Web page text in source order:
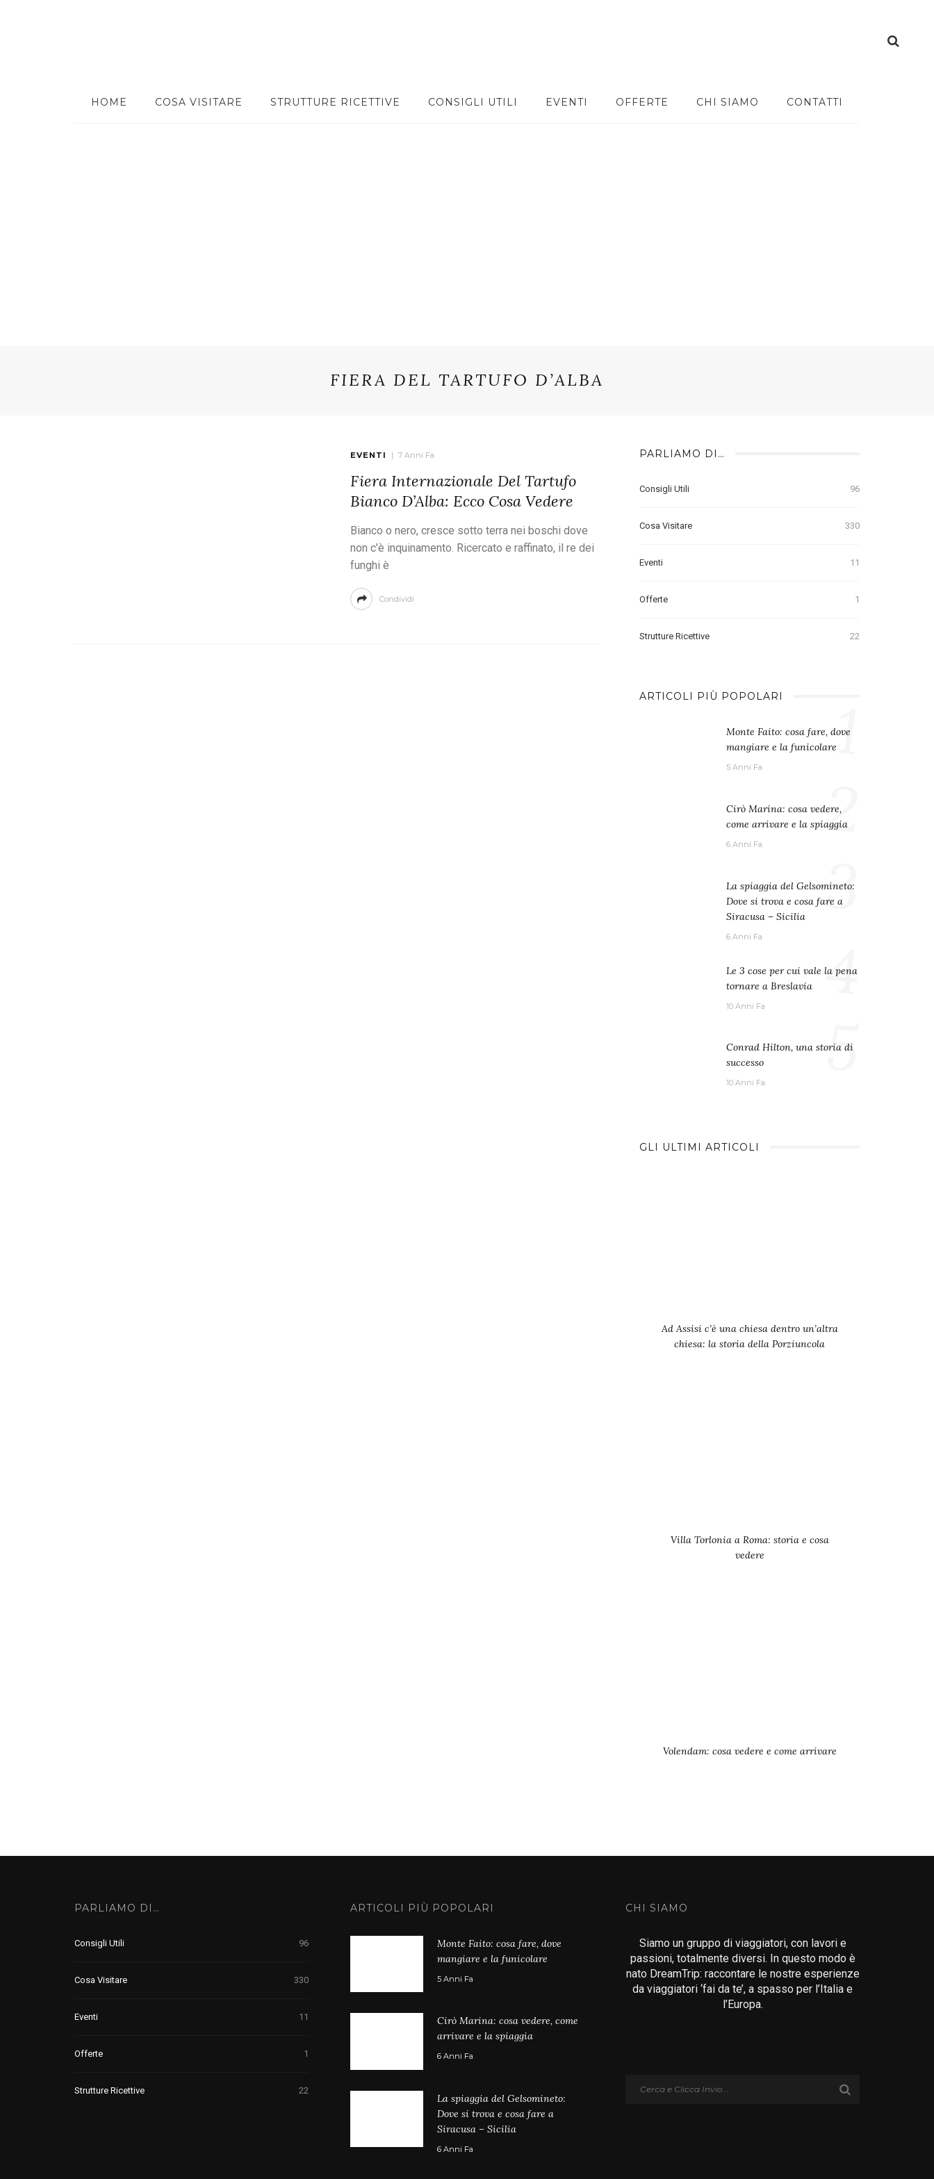
HOME COSA VISITARE STRUTTURE RICETTIVE CONSIGLI UTILI EVENTI OFFERTE CHI SIAMO CONTATTI
FIERA DEL TARTUFO D’ALBA
EVENTI 7 Anni Fa
Fiera Internazionale Del Tartufo
Bianco D’Alba: Ecco Cosa Vedere
Bianco o nero, cresce sotto terra nei boschi dove
non c’è inquinamento. Ricercato e raffinato, il re dei
funghi è
Condividi
PARLIAMO DI…
Consigli Utili 96
Cosa Visitare 330
Eventi 11
Offerte 1
Strutture Ricettive 22
ARTICOLI PIÙ POPOLARI
Monte Faito: cosa fare, dove
mangiare e la funicolare
5 Anni Fa 1
Cirò Marina: cosa vedere,
come arrivare e la spiaggia
6 Anni Fa 2
La spiaggia del Gelsomineto:
Dove si trova e cosa fare a
Siracusa – Sicilia
6 Anni Fa
3
Le 3 cose per cui vale la pena
tornare a Breslavia
10 Anni Fa 4
Conrad Hilton, una storia di
successo
10 Anni Fa 5
GLI ULTIMI ARTICOLI
Ad Assisi c’è una chiesa dentro un’altra
chiesa: la storia della Porziuncola
Villa Torlonia a Roma: storia e cosa
vedere
Volendam: cosa vedere e come arrivare
PARLIAMO DI…
Consigli Utili 96
Cosa Visitare 330
Eventi 11
Offerte 1
Strutture Ricettive 22
ARTICOLI PIÙ POPOLARI
Monte Faito: cosa fare, dove
mangiare e la funicolare
5 Anni Fa
Cirò Marina: cosa vedere, come
arrivare e la spiaggia
6 Anni Fa
La spiaggia del Gelsomineto:
Dove si trova e cosa fare a
Siracusa – Sicilia
6 Anni Fa
CHI SIAMO
Siamo un gruppo di viaggiatori, con lavori e
passioni, totalmente diversi. In questo modo è
nato DreamTrip: raccontare le nostre esperienze
da viaggiatori ‘fai da te’, a spasso per l’Italia e
l’Europa.